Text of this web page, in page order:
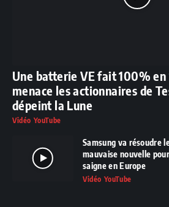
Une batterie VE fait 100% en
menace les actionnaires de
dépeint la Lune
Vidéo YouTube
Samsung va résoudre
mauvaise nouvelle
saigne en Europe
Vidéo YouTube